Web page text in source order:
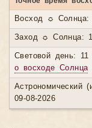
Восход ☼ Солнца:
Заход ☼ Солнца:
Световой день:
о восходе Солнца
Астрономический
09-08-2026